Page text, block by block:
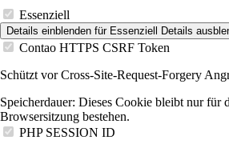
Essenziell
Details einblenden für Essenziell Details
Contao HTTPS CSRF Token
Schützt vor Cross-Site-Request-Forgery
Speicherdauer: Dieses Cookie bleibt nur für
Browsersitzung bestehen.
PHP SESSION ID